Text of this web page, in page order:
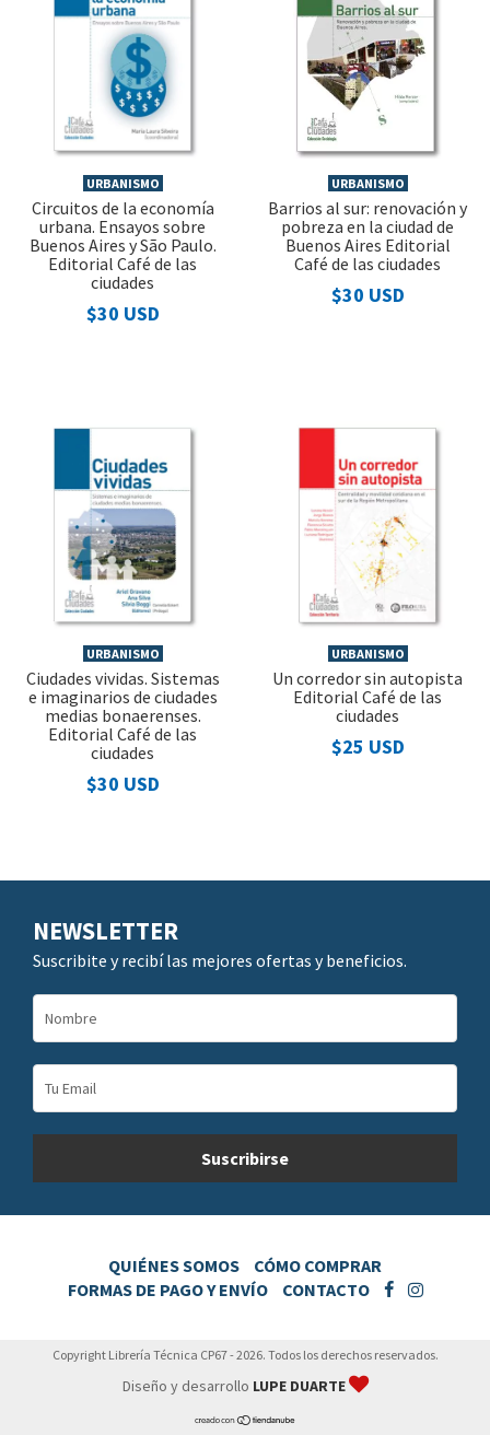
URBANISMO
Circuitos de la economía
urbana. Ensayos sobre
Buenos Aires y São Paulo.
Editorial Café de las
ciudades
$30 USD
URBANISMO
Barrios al sur: renovación y
pobreza en la ciudad de
Buenos Aires Editorial
Café de las ciudades
$30 USD
URBANISMO
Ciudades vividas. Sistemas
e imaginarios de ciudades
medias bonaerenses.
Editorial Café de las
ciudades
$30 USD
URBANISMO
Un corredor sin autopista
Editorial Café de las
ciudades
$25 USD
NEWSLETTER
Suscribite y recibí las mejores ofertas y beneficios.
QUIÉNES SOMOS
CÓMO COMPRAR
FORMAS DE PAGO Y ENVÍO
CONTACTO
Copyright Librería Técnica CP67 - 2026. Todos los derechos reservados.
Diseño y desarrollo LUPE DUARTE